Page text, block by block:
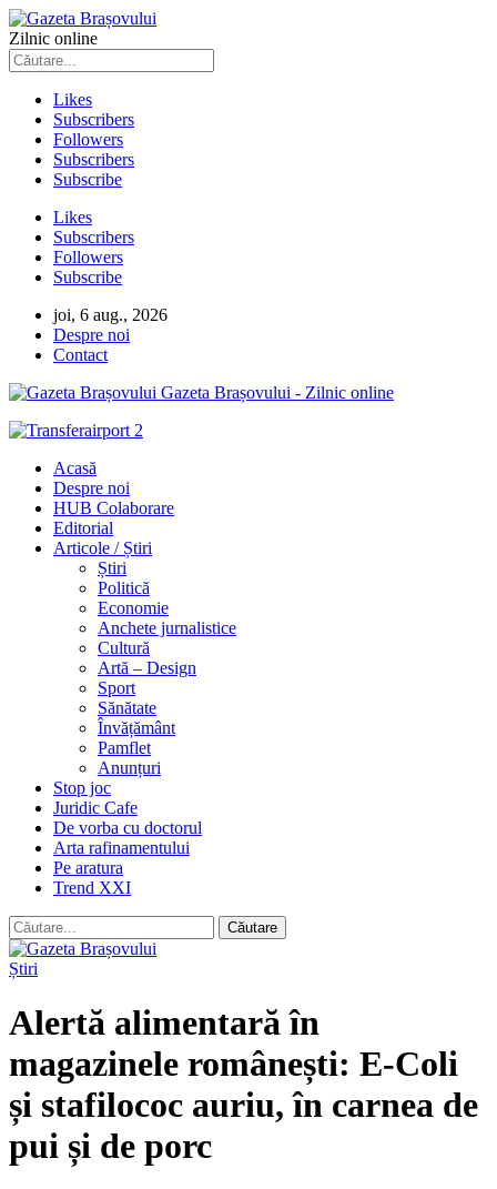
Zilnic online
Likes
Subscribers
Followers
Subscribers
Subscribe
Likes
Subscribers
Followers
Subscribe
joi, 6 aug., 2026
Despre noi
Contact
Gazeta Brașovului - Zilnic online
Acasă
Despre noi
HUB Colaborare
Editorial
Articole / Știri
Știri
Politică
Economie
Anchete jurnalistice
Cultură
Artă – Design
Sport
Sănătate
Învățământ
Pamflet
Anunțuri
Stop joc
Juridic Cafe
De vorba cu doctorul
Arta rafinamentului
Pe aratura
Trend XXI
Știri
Alertă alimentară în
magazinele românești: E-Coli
și stafilococ auriu, în carnea de
pui și de porc